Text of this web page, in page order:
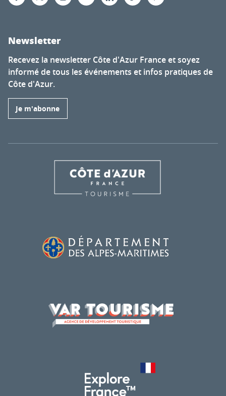
Newsletter
Recevez la newsletter Côte d'Azur France et soyez
informé de tous les événements et infos pratiques de
Côte d'Azur.
Je m'abonne